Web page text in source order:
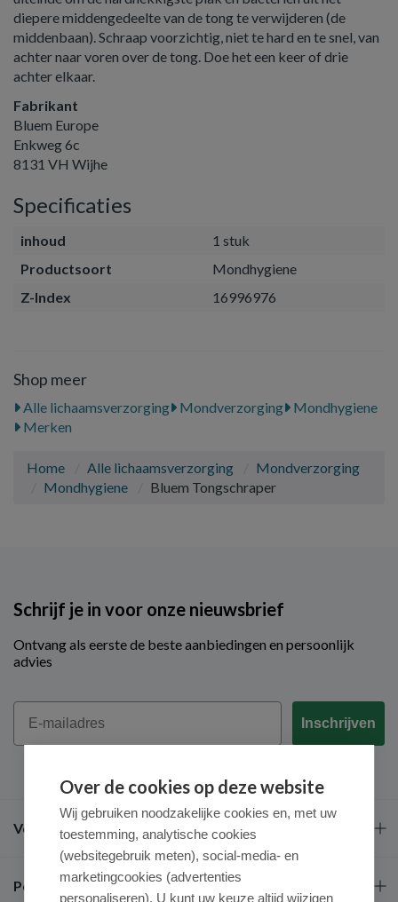
diepere middengedeelte van de tong te verwijderen (de
middenbaan). Schraap voorzichtig, niet te hard en te snel, van
achter naar voren over de tong. Doe het een keer of drie
achter elkaar.
Fabrikant
Bluem Europe
Enkweg 6c
8131 VH Wijhe
Specificaties
inhoud
1 stuk
Productsoort
Mondhygiene
Z-Index
16996976
Shop meer
Alle lichaamsverzorging Mondverzorging
Mondhygiene
Merken
Home Alle lichaamsverzorging
Mondverzorging
Mondhygiene
Bluem Tongschraper
Schrijf je in voor onze nieuwsbrief
Ontvang als eerste de beste aanbiedingen en persoonlijk
advies
Email
Inschrijven
Veel gestelde vragen
Populaire merken
Over de cookies op deze website
Wij gebruiken noodzakelijke cookies en, met uw
toestemming, analytische cookies
(websitegebruik meten), social-media- en
marketingcookies (advertenties
personaliseren). U kunt uw keuze altijd wijzigen